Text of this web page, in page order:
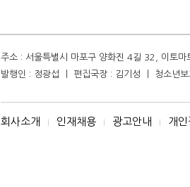
주소 : 서울특별시 마포구 양화진 4길 32, 이토
발행인 : 정광섭 ㅣ 편집국장 : 김기성 ㅣ 청소
회사소개 I 인재채용 I 광고안내 I 개인